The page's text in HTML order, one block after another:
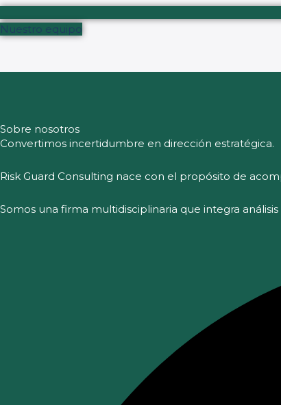
Nuestro equipo
Sobre nosotros
Convertimos incertidumbre en dirección estratégica.
Risk Guard Consulting nace con el propósito de
Somos una firma multidisciplinaria que integra